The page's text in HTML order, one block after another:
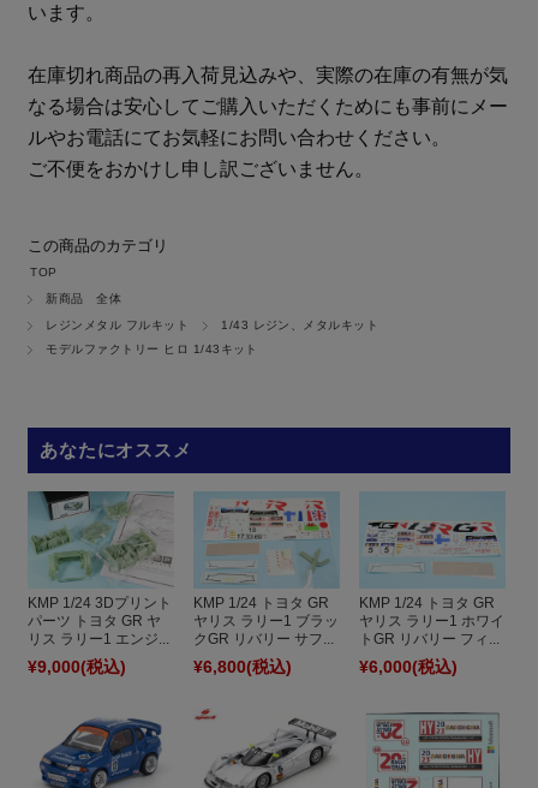
います。
在庫切れ商品の再入荷見込みや、実際の在庫の有無が気
なる場合は安心してご購入いただくためにも事前にメー
ルやお電話にてお気軽にお問い合わせください。
ご不便をおかけし申し訳ございません。
この商品のカテゴリ
TOP
新商品 全体
レジンメタル フルキット
1/43 レジン、メタルキット
モデルファクトリー ヒロ 1/43キット
あなたにオススメ
KMP 1/24 3Dプリント
パーツ トヨタ GR ヤ
リス ラリー1 エンジ...
¥9,000(税込)
KMP 1/24 トヨタ GR
ヤリス ラリー1 ブラッ
クGR リバリー サフ...
¥6,800(税込)
KMP 1/24 トヨタ GR
ヤリス ラリー1 ホワイ
トGR リバリー フィ...
¥6,000(税込)